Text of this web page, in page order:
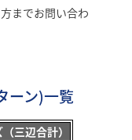
までお問い合わ
ーン)一覧
三辺合計）